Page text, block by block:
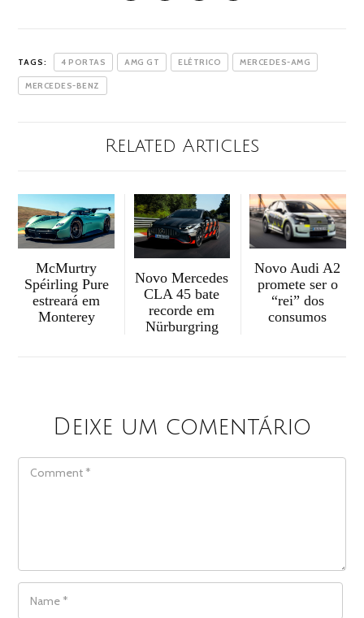
TAGS: 4 PORTAS AMG GT ELÉTRICO MERCEDES-AMG
MERCEDES-BENZ
Related Articles
McMurtry
Spéirling Pure
estreará em
Monterey
Novo Mercedes
CLA 45 bate
recorde em
Nürburgring
Novo Audi A2
promete ser o
“rei” dos
consumos
Deixe um comentário
COMMENT
NAME